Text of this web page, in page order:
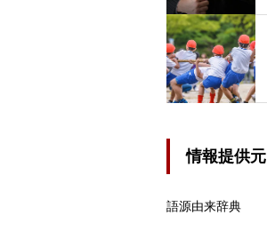
情報提供元
語源由来辞典